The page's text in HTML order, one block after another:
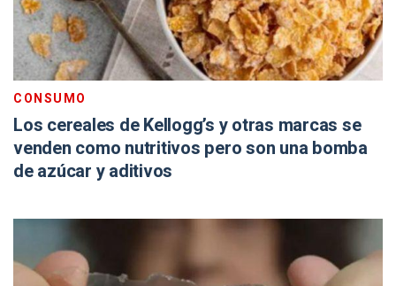
CONSUMO
Los cereales de Kellogg’s y otras marcas se
venden como nutritivos pero son una bomba
de azúcar y aditivos